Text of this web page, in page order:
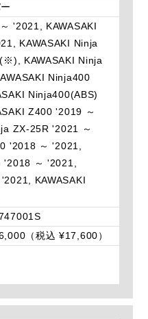
'2021, KAWASAKI
KAWASAKI Ninja
KAWASAKI Ninja
Ninja400
Ninja400(ABS)
Z400 '2019 ～
ZX-25R '2021 ～
'2018 ～ '2021,
'2018 ～ '2021,
KAWASAKI
（税込 ¥17,600）